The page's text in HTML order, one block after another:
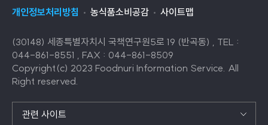
으
이 동
개인정보처리방침 농식품소비공감 사이트맵
(30148) 세종특별자치시 국책연구원5로 19 (반곡동) , TEL :
044-861-8551 , FAX : 044-861-8509
Copyright(c) 2023 Foodnuri Information Service. All
Right reserved.
관련 사이트